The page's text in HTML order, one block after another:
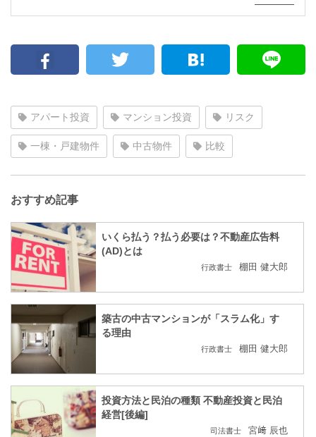
アパート投資 マンション投資 リスク
一棟・戸建物件 中古物件 比較
おすすめ記事
いくら払う？払う必要は？不動産広告料
(AD)とは
行政書士 棚田 健大郎
築古の中古マンションが「スラム化」す
る理由
行政書士 棚田 健大郎
投資方法と民泊の種類 不動産投資と民泊
経営[後編]
司法書士 宮﨑 辰也